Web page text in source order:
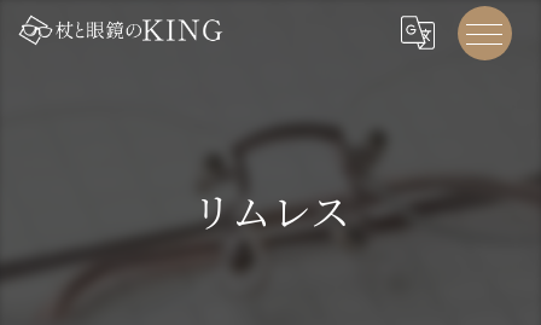
リムレス